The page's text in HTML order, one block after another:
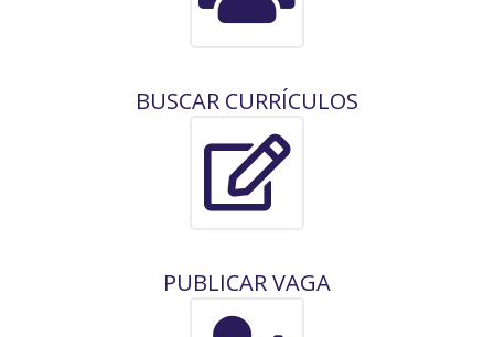
BUSCAR CURRÍCULOS
PUBLICAR VAGA